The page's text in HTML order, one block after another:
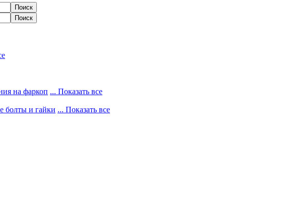
на фаркоп ... Показать все
болты и гайки ... Показать все